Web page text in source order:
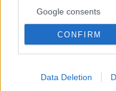
Google consents
CONFIRM
Data Deletion
Your email address will not be